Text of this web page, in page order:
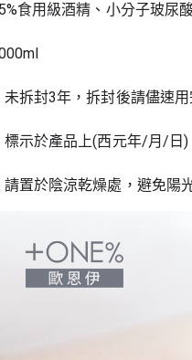
食用級酒精、小分子玻尿
未拆封3年，拆封後請儘速
標示於產品上(西元年/月/日)
請置於陰涼乾燥處，避免陽